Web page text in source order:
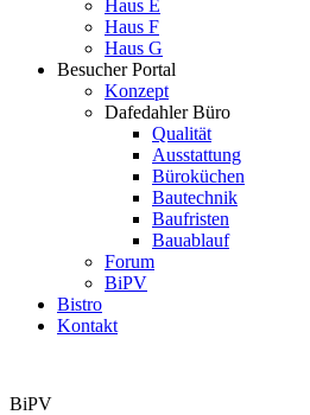
Haus E
Haus F
Haus G
Besucher Portal
Konzept
Dafedahler Büro
Qualität
Ausstattung
Büroküchen
Bautechnik
Baufristen
Bauablauf
Forum
BiPV
Bistro
Kontakt
BiPV